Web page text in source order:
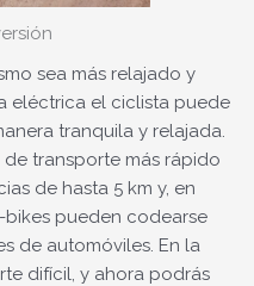
sea más relajado y
eléctrica el ciclista puede
tranquila y relajada.
transporte más rápido
de hasta 5 km y, en
bikes pueden codearse
de automóviles. En la
difícil, y ahora podrás